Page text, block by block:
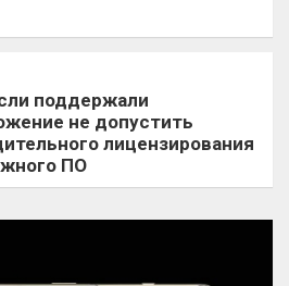
поддержали
не допустить
лицензирования
ПО